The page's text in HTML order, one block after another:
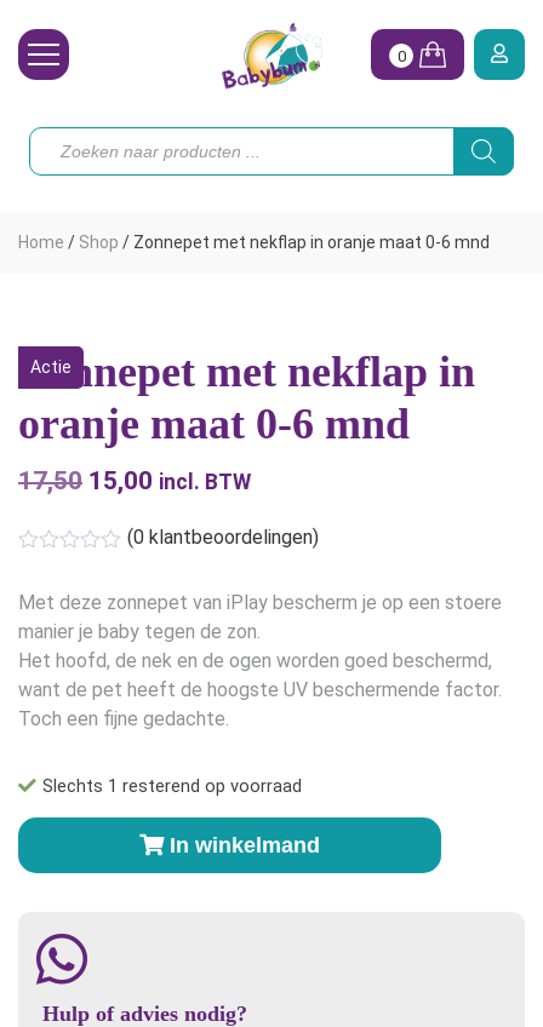
Toebehoren
Onze merken
Hoe begin ik?
0
Producten
zoeken
Home / Shop / Zonnepet met nekflap in oranje maat 0-6 mnd
Actie
Zonnepet met nekflap in
oranje maat 0-6 mnd
17,50 Oorspronkelijke
was:
€17,50.
15,00 Huidige
€15,00.
incl. BTW
(0 klantbeoordelingen)
Met deze zonnepet van iPlay bescherm je op een stoere
manier je baby tegen de zon.
Het hoofd, de nek en de ogen worden goed beschermd,
want de pet heeft de hoogste UV beschermende factor.
Toch een fijne gedachte.
Slechts 1 resterend op voorraad
Zonnepet
met
oranje
maat
In winkelmand
Hulp of advies nodig?